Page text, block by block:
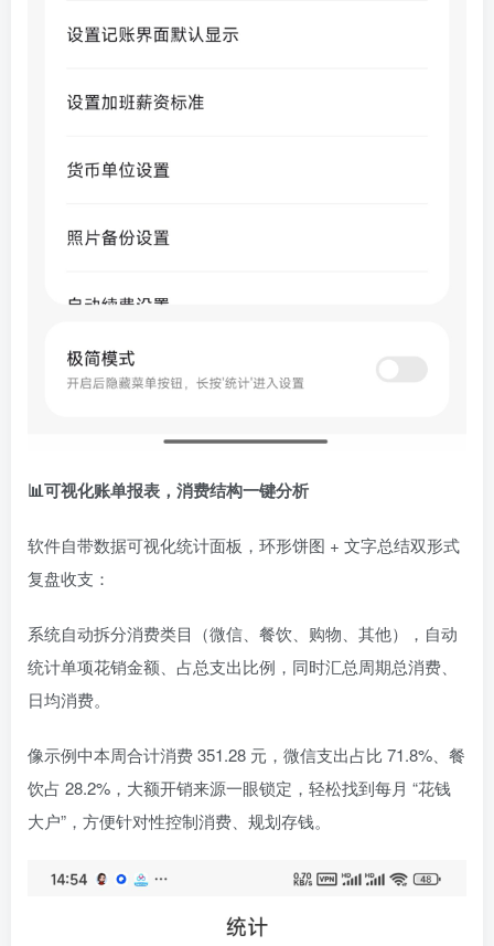
📊可视化账单报表，消费结构一键分析
软件自带数据可视化统计面板，环形饼图 + 文字总结双形式
复盘收支：
系统自动拆分消费类目（微信、餐饮、购物、其他），自动
统计单项花销金额、占总支出比例，同时汇总周期总消费、
日均消费。
像示例中本周合计消费 351.28 元，微信支出占比 71.8%、餐
饮占 28.2%，大额开销来源一眼锁定，轻松找到每月 “花钱
大户”，方便针对性控制消费、规划存钱。